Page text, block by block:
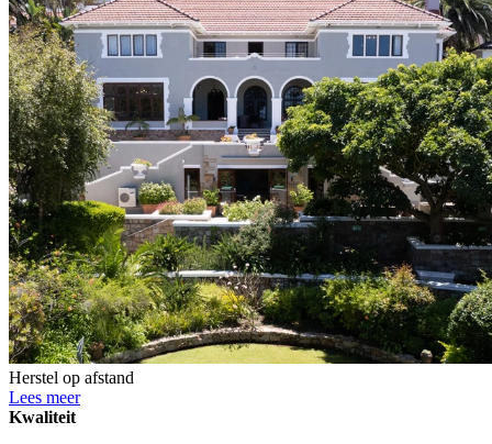
Herstel op afstand
Lees meer
Kwaliteit